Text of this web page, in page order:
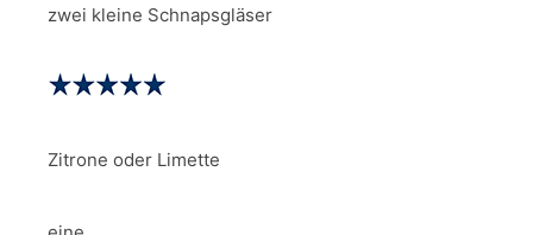
zwei kleine Schnapsgläser
Zitrone oder Limette